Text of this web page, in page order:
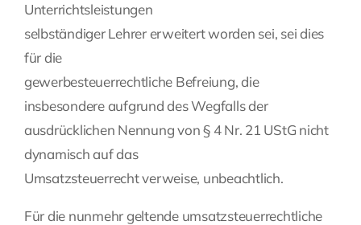
Unterrichtsleistungen
selbständiger Lehrer erweitert worden sei, sei dies
für die
gewerbesteuerrechtliche Befreiung, die
insbesondere aufgrund des Wegfalls der
ausdrücklichen Nennung von § 4 Nr. 21 UStG nicht
dynamisch auf das
Umsatzsteuerrecht verweise, unbeachtlich.
Für die nunmehr geltende umsatzsteuerrechtliche